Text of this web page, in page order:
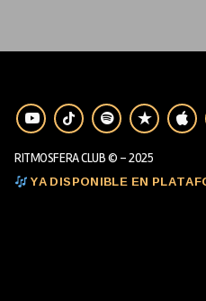
RITMOSFERA CLUB © - 2025
YA DISPONIBLE EN